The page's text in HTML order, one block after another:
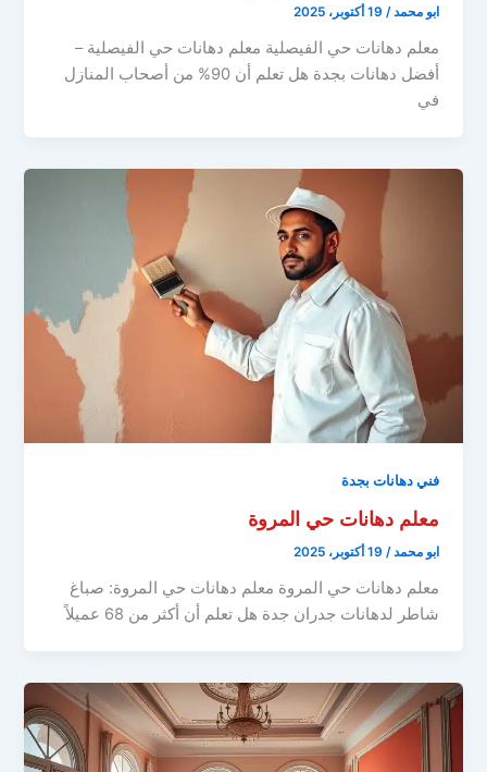
ابو محمد/ 19 أكتوبر، 2025
معلم دهانات حي الفيصلية معلم دهانات حي الفيصلية –
أفضل دهانات بجدة هل تعلم أن 90% من أصحاب المنازل
في
فني دهانات بجدة
معلم دهانات حي المروة
ابو محمد/ 19 أكتوبر، 2025
معلم دهانات حي المروة معلم دهانات حي المروة: صباغ
شاطر لدهانات جدران جدة هل تعلم أن أكثر من 68 عميلاً